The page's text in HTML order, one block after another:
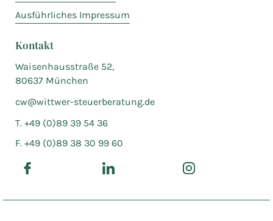
Ausführliches Impressum
Kontakt
Waisenhausstraße 52,
80637 München
cw@wittwer-steuerberatung.de
T. +49 (0)89 39 54 36
F. +49 (0)89 38 30 99 60